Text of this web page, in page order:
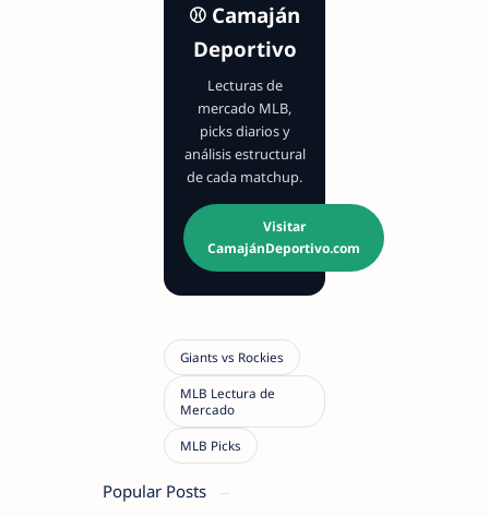
⚾ Camaján
Deportivo
Lecturas de
mercado MLB,
picks diarios y
análisis estructural
de cada matchup.
Visitar
CamajánDeportivo.com
Popular Posts